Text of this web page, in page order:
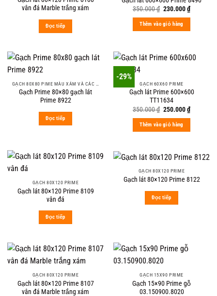
vân đá Marble trắng xám
Đọc tiếp
350.000₫ Original
was:
350.000 ₫.
230.000₫Current
price
Thêm vào giỏ hàng
Gạch Prime 80×80 gạch lát
Prime 8922
Đọc tiếp
-29%
GẠCH 60X60 PRIME
Gạch lát Prime 600×600
TT11634
350.000₫ Original
was:
350.000 ₫.
250.000₫Current
price
Thêm vào giỏ hàng
GẠCH 80X120 PRIME
Gạch lát 80×120 Prime 8109
vân đá
Đọc tiếp
GẠCH 80X120 PRIME
Gạch lát 80×120 Prime 8122
Đọc tiếp
GẠCH 80X120 PRIME
Gạch lát 80×120 Prime 8107
vân đá Marble trắng xám
GẠCH 15X90 PRIME
Gạch 15×90 Prime gỗ
03.150900.8020